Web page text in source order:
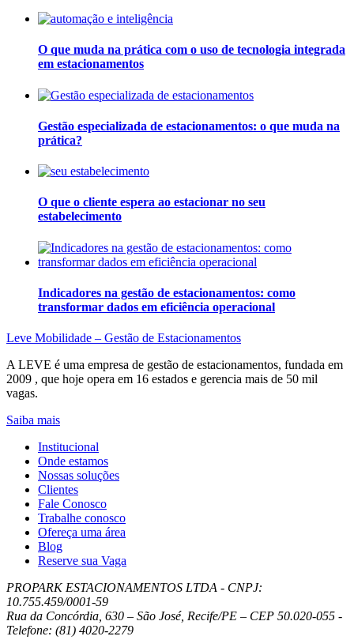
O que muda na prática com o uso de tecnologia integrada
em estacionamentos
Gestão especializada de estacionamentos: o que muda na
prática?
O que o cliente espera ao estacionar no seu
estabelecimento
Indicadores na gestão de estacionamentos: como
transformar dados em eficiência operacional
Leve Mobilidade – Gestão de Estacionamentos
A LEVE é uma empresa de gestão de estacionamentos, fundada em
2009 , que hoje opera em 16 estados e gerencia mais de 50 mil
vagas.
Saiba mais
Institucional
Onde estamos
Nossas soluções
Clientes
Fale Conosco
Trabalhe conosco
Ofereça uma área
Blog
Reserve sua Vaga
PROPARK ESTACIONAMENTOS LTDA - CNPJ:
10.755.459/0001-59
Rua da Concórdia, 630 – São José, Recife/PE – CEP 50.020-055 -
Telefone: (81) 4020-2279